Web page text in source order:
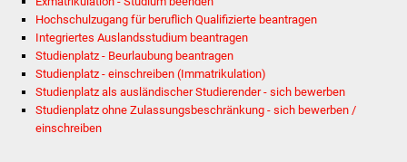
Kultur & Freizeit
Veranstaltungen
Stadtfest
Hochschulzugang für beruflich Qualifizierte beantragen
Integriertes Auslandsstudium beantragen
Studienplatz - Beurlaubung beantragen
Studienplatz - einschreiben (Immatrikulation)
Studienplatz als ausländischer Studierender - sich bewerben
Studienplatz ohne Zulassungsbeschränkung - sich bewerben /
einschreiben